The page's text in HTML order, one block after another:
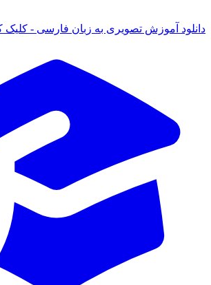
آموزش تصویری به زبان فارسی - کلیک کنید